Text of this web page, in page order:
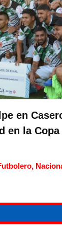
en
en la Copa
,